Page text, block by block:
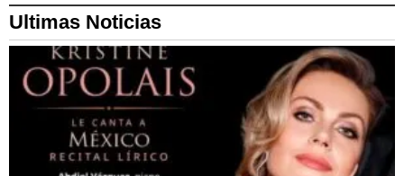
Ultimas Noticias